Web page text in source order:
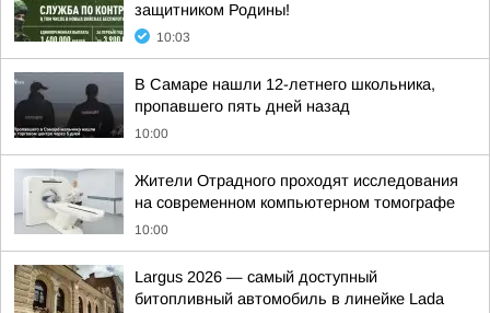
защитником Родины!
10:03
В Самаре нашли 12-летнего школьника,
пропавшего пять дней назад
10:00
Жители Отрадного проходят исследования
на современном компьютерном томографе
10:00
Largus 2026 — самый доступный
битопливный автомобиль в линейке Lada